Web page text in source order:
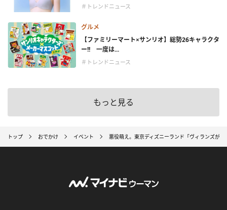
＃トレンドニュース
グルメ
【ファミリーマート×サンリオ】総勢26キャラクタ
ー!! 一度は...
＃トレンドニュース
もっと見る
トップ おでかけ イベント 悪役萌え。東京ディズニーランド「ヴィランズが